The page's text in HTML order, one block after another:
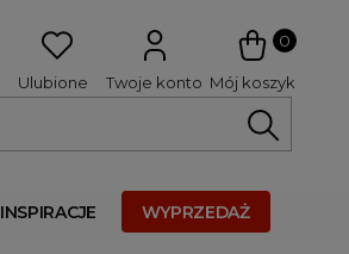
0
Mój koszyk
Twoje konto
Ulubione
INSPIRACJE WYPRZEDAŻ